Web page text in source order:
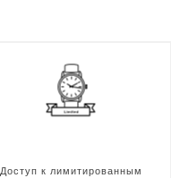
Доступ к лимитированным